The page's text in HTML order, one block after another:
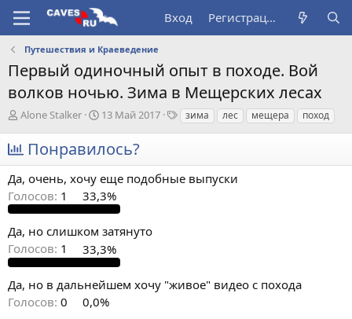
Вход Регистрация
Путешествия и Краеведение
Первый одиночный опыт в походе. Вой
волков ночью. Зима в Мещерских лесах
А
т
о
р
т
е
м
ы
Alone Stalker
Д
а
н
а
ч
а
л
13 Май 2017
Тзима лес мещера поход
Понравилось?
Да, очень, хочу еще подобные выпуски
Голосов: 1 33,3%
Да, но слишком затянуто
Голосов: 1 33,3%
Да, но в дальнейшем хочу "живое" видео с похода
Голосов: 0
0,0%